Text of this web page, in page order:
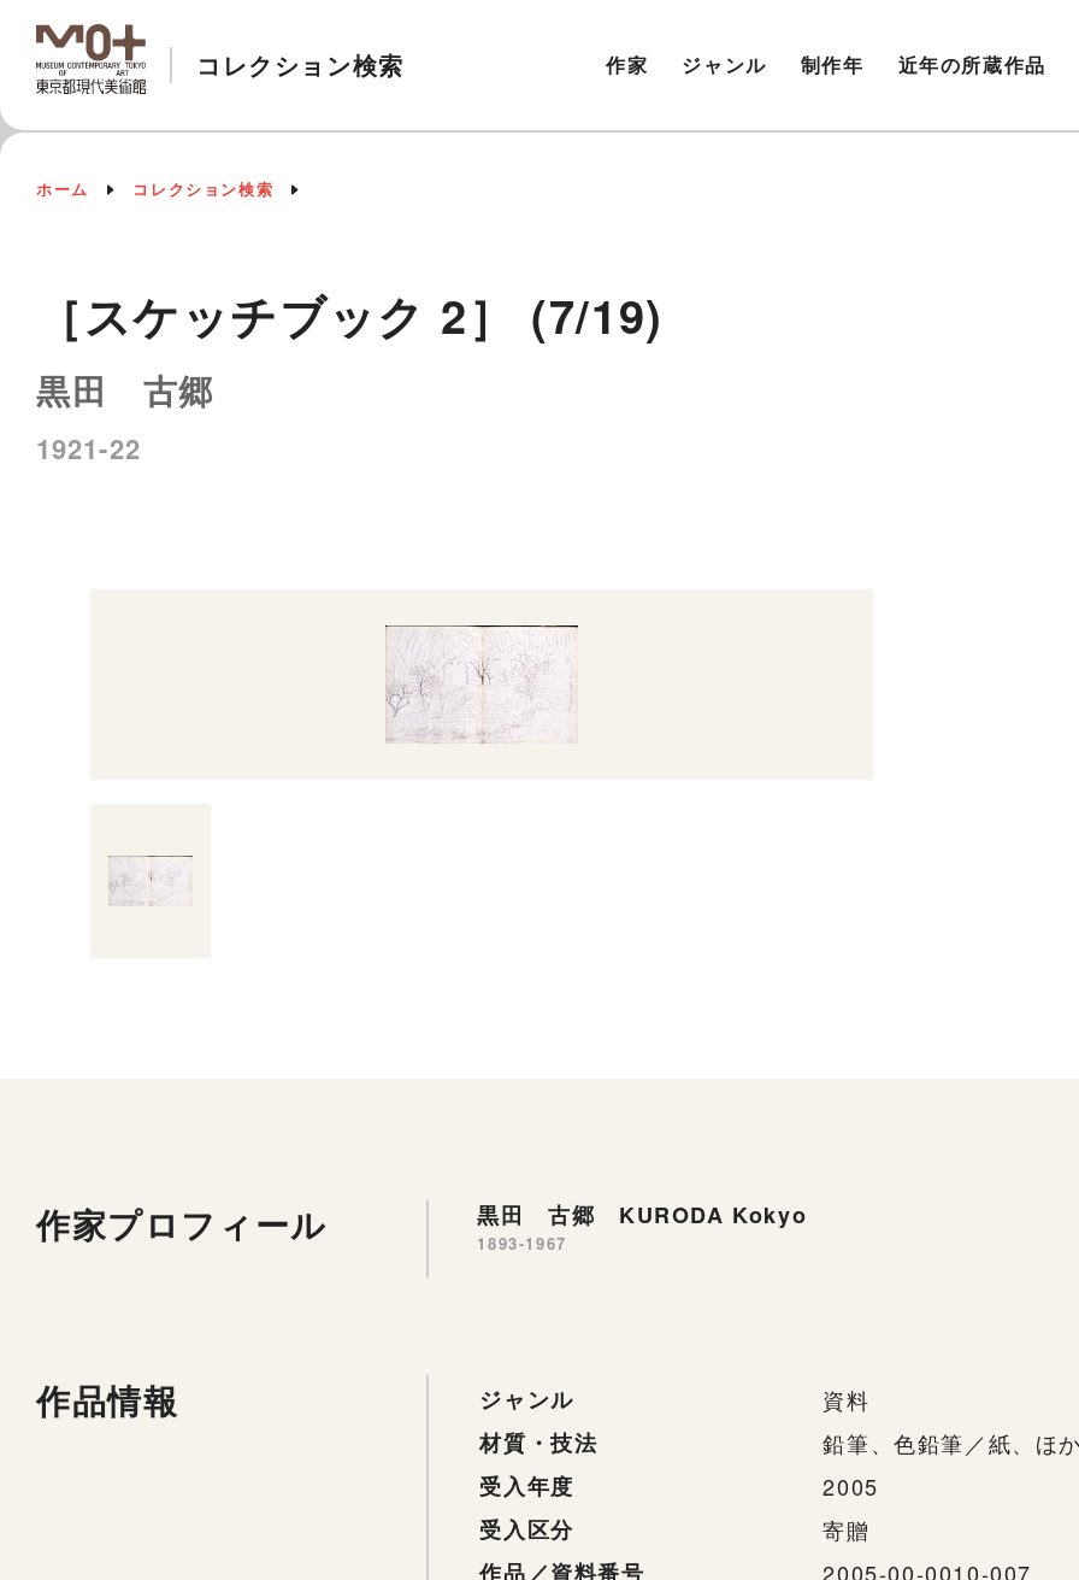
コレクション検索 作家 ジャンル 制作年 近年の所蔵作品
ホーム コレクション検索
［スケッチブック 2］ (7/19)
黒田 古郷
1921-22
作家プロフィール 黒田 古郷 KURODA Kokyo
1893-1967
作品情報 ジャンル
資料
材質・技法
鉛筆、色鉛筆／紙、ほ
受入年度
2005
受入区分
寄贈
作品／資料番号
2005-00-0010-007